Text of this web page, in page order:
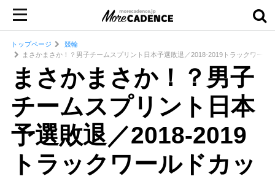
トップページ
競輪
まさかまさか！？男子チームスプリント日本予選敗退／2018-2019トラックワール
まさかまさか！？男子
チームスプリント日本
予選敗退／2018-2019
トラックワールドカッ